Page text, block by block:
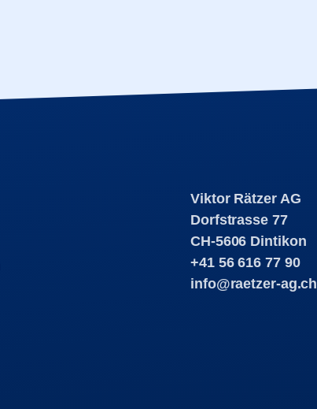
Viktor Rätzer AG
Dorfstrasse 77
CH-5606 Dintikon
+41 56 616 77 90
info@raetzer-ag.ch